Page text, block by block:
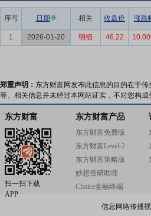
序号 日期 相关 收盘价 涨跌
1
2026-01-20 明细 46.22
郑重声明： 东方财富网发布此信息的目的在于
等。相关信息并未经过本网站证实，不对您构